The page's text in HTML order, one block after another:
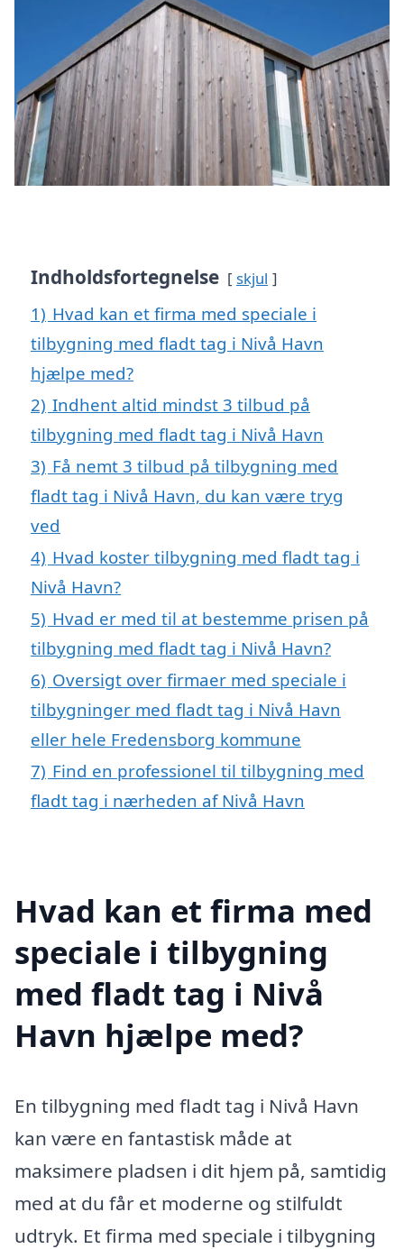
Indholdsfortegnelse skjul
1) Hvad kan et firma med speciale i
tilbygning med fladt tag i Nivå Havn
hjælpe med?
2) Indhent altid mindst 3 tilbud på
tilbygning med fladt tag i Nivå Havn
3) Få nemt 3 tilbud på tilbygning med
fladt tag i Nivå Havn, du kan være tryg
ved
4) Hvad koster tilbygning med fladt tag i
Nivå Havn?
5) Hvad er med til at bestemme prisen på
tilbygning med fladt tag i Nivå Havn?
6) Oversigt over firmaer med speciale i
tilbygninger med fladt tag i Nivå Havn
eller hele Fredensborg kommune
7) Find en professionel til tilbygning med
fladt tag i nærheden af Nivå Havn
Hvad kan et firma med
speciale i tilbygning
med fladt tag i Nivå
Havn hjælpe med?
En tilbygning med fladt tag i Nivå Havn
kan være en fantastisk måde at
maksimere pladsen i dit hjem på, samtidig
med at du får et moderne og stilfuldt
udtryk. Et firma med speciale i tilbygning